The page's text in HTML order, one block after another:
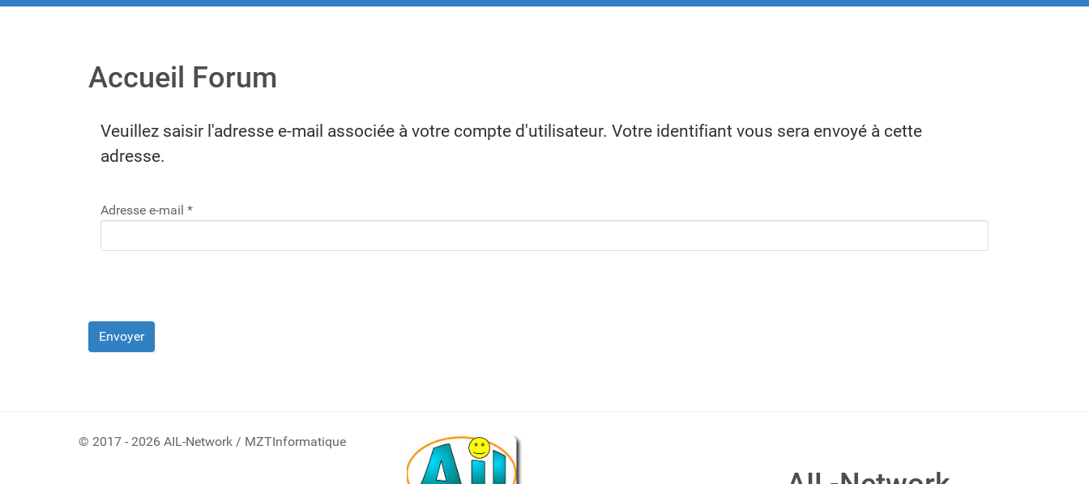
Accueil Forum
Veuillez saisir l'adresse e-mail associée à votre compte d'utilisateur. Votre identifiant vous sera envoyé à cette
adresse.
Adresse e-mail *
Envoyer
© 2017 - 2026 AIL-Network / MZTInformatique